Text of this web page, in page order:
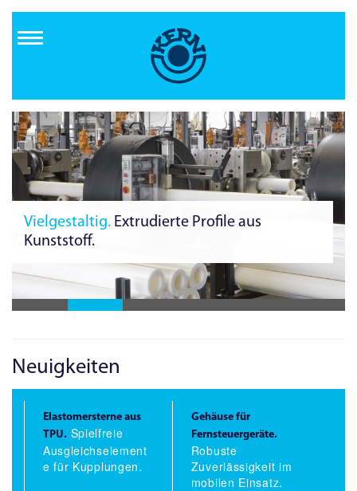
Inhalt
Zuverlässig von Anfang an.Fertigung im
Reinraum.
Neuigkeiten
Elastomersterne aus
TPU. Spielfreie
Ausgleichselement
e für Kupplungen.
Gehäuse für
Fernsteuergeräte.
Robuste
Zuverlässigkeit im
mobilen Einsatz.